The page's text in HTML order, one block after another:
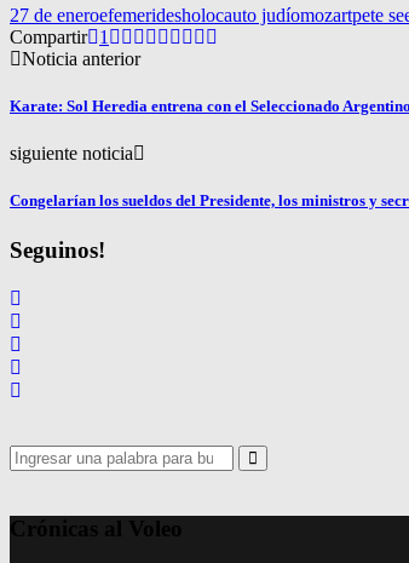
27 de eneroefemeridesholocauto judíomozartpete
Compartir
1
Noticia anterior
Karate: Sol Heredia entrena con el Seleccionado Argentino
siguiente noticia
Congelarían los sueldos del Presidente, los ministros y
Seguinos!
Search
for:
Search
Crónicas al Voleo